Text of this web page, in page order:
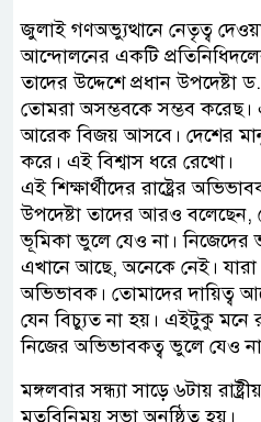
জুলাই গণঅভ্যুত্থানে নেতৃত্ব
আন্দোলনের একটি
তাদের উদ্দেশে প্রধান
তোমরা অসম্ভবকে সম্ভব
আরেক বিজয় আসবে। দেশের
করে। এই বিশ্বাস ধরে রেখো।
এই শিক্ষার্থীদের রাষ্ট্রের
উপদেষ্টা তাদের আরও বলেছেন,
ভূমিকা ভুলে যেও না।
এখানে আছে, অনেকে নেই। যারা
অভিভাবক। তোমাদের দায়িত্ব
যেন বিচ্যুত না হয়। এইটুকু মনে
নিজের অভিভাবকত্ব ভুলে যেও
মঙ্গলবার সন্ধ্যা সাড়ে ৬টায়
মতবিনিময় সভা অনুষ্ঠিত হয়।